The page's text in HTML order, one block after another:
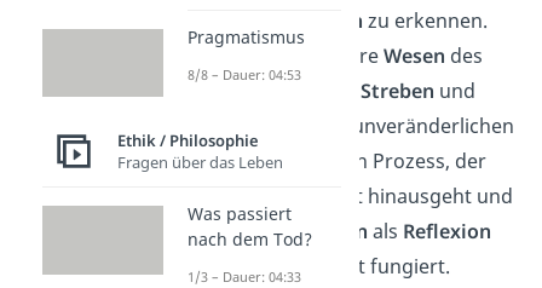
moralische Wahrheiten zu erkennen.
Für Platon war das wahreWesen des
Menschen tief mit dem Streben und
von idealen, unveränderlichen
Formen verknüpft — ein Prozess, der
über die materielle Welt hinausgeht und
in dem dasBewusstsein als Reflexion
einer objektiven Realität fungiert.
Pragmatismus
8/8 – Dauer: 04:53
Ethik / Philosophie
Fragen über das Leben
Was passiert
nach dem Tod?
1/3 – Dauer: 04:33